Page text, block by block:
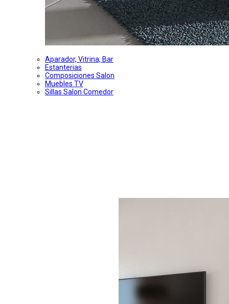
Aparador, Vitrina, Bar
Estanterias
Composiciones Salon
Muebles TV
Sillas Salon Comedor